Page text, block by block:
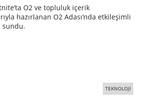
O2 ve topluluk içerik
hazırlanan O2 Adası’nda etkileşimli
sundu.
TEKNOLOJİ